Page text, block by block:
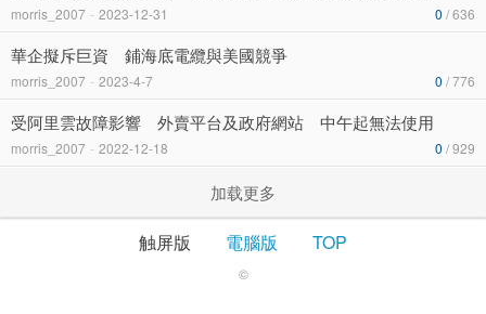
morris_2007 - 2023-12-31 0 / 636
華企擬斥巨資 鋪海底電纜與美國競爭
morris_2007 - 2023-4-7 0 / 776
受阿里雲故障影響 外賣平台及政府網站 中午起無法使用
morris_2007 - 2022-12-18 0 / 929
加载更多
触屏版 電腦版 TOP
©